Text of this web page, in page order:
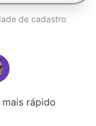
de cadastro
rápido